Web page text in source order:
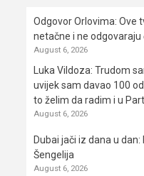
Odgovor Orlovima: ​Ove
netačne i ne odgovaraju
August 6, 2026
Luka Vildoza: Trudom
uvijek sam davao 100
to želim da radim i u
August 6, 2026
Dubai jači iz dana u
Šengelija
August 6, 2026